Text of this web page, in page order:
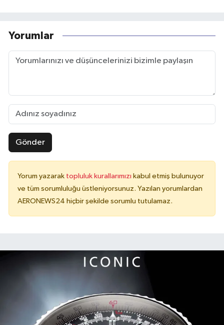
Yorumlar
Gönder
Yorum yazarak topluluk kurallarımızı kabul etmiş bulunuyor
ve tüm sorumluluğu üstleniyorsunuz. Yazılan yorumlardan
AERONEWS24 hiçbir şekilde sorumlu tutulamaz.